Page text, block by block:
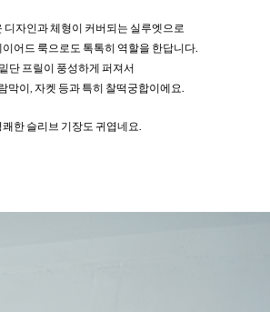
디자인과 체형이 커버되는 실루엣으로
어드 룩으로도 톡톡히 역할을 한답니다.
밑단 프릴이 풍성하게 퍼져서
막이, 자켓 등과 특히 찰떡궁합이에요.
쾌한 슬리브 기장도 귀엽네요.